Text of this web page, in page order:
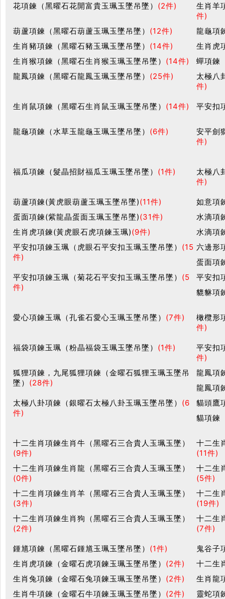
花項鍊（黑曜石花開富貴玉珮玉墜吊墜） (2件)
生肖羊
件)
葫蘆項鍊（黑曜石葫蘆玉珮玉墜吊墜） (12件)
龍龜項
生肖豬項鍊（黑曜石豬玉珮玉墜吊墜） (14件)
生肖虎
生肖猴項鍊（黑曜石生肖猴玉珮玉墜吊墜） (14件)
蟬項鍊
龍鳳項鍊（黑曜石龍鳳玉珮玉墜吊墜） (25件)
太極八
件)
生肖鼠項鍊（黑曜石生肖鼠玉珮玉墜吊墜） (14件) 平安扣
龍龜項鍊（水草玉龍龜玉珮玉墜吊墜） (6件)
安平劍
件)
福瓜項鍊（髮晶招財福瓜玉珮玉墜吊墜） (1件)
太極八
件)
葫蘆項鍊(黃虎眼葫蘆玉珮玉墜吊墜)(11件)
如意項
蛋面項鍊(紫龍晶蛋面玉珮玉墜吊墜)(31件)
水滴項
生肖虎項鍊(黃虎眼石虎項鍊玉珮)(9件)
水滴項
平安扣項鍊玉珮（虎眼石平安扣玉珮玉墜吊墜） (15
件)
六邊形
蛋面項
平安扣項鍊玉珮（菊花石平安扣玉珮玉墜吊墜） (5
件)
平安扣
貔貅項
愛心項鍊玉珮（孔雀石愛心玉珮玉墜吊墜） (7件)
橄欖形
件)
福袋項鍊玉珮（粉晶福袋玉珮玉墜吊墜） (1件)
平安扣
件)
狐狸項鍊，九尾狐狸項鍊（金曜石狐狸玉珮玉墜吊
墜） (28件)
龍鳳項
龍鳳項
太極八卦項鍊（銀曜石太極八卦玉珮玉墜吊墜） (6
件)
貓頭鷹
貓項鍊
十二生肖項鍊生肖牛（黑曜石三合貴人玉珮玉墜）
(9件)
十二生
(11件)
十二生肖項鍊生肖龍（黑曜石三合貴人玉珮玉墜）
(0件)
十二生
(5件)
十二生肖項鍊生肖羊（黑曜石三合貴人玉珮玉墜）
(3件)
十二生
(19件)
十二生肖項鍊生肖狗（黑曜石三合貴人玉珮玉墜）
(2件)
十二生
(7件)
鍾馗項鍊（黑曜石鍾馗玉珮玉墜吊墜） (1件)
鬼谷子
生肖虎項鍊（金曜石虎項鍊玉珮玉墜吊墜） (2件)
十二生
生肖兔項鍊（金曜石兔項鍊玉珮玉墜吊墜） (2件)
生肖龍
生肖牛項鍊（金曜石牛項鍊玉珮玉墜吊墜） (2件)
靈蛇項